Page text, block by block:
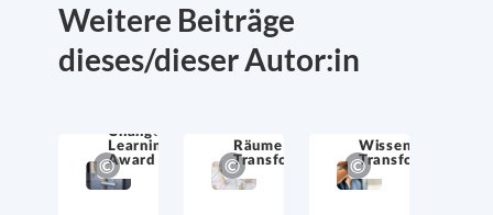
Weitere Beiträge
dieses/dieser Autor:in
Change
Learning
Award
Räume für
Transformation
Wissen über
Transformation